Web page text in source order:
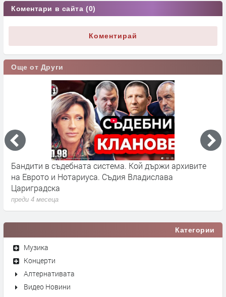
Коментари в сайта (0)
Коментирай
Още от Други
Бандити в съдебната система. Кой държи архивите
на Еврото и Нотариуса. Съдия Владислава
Цариградска
преди 4 месеца
Категории
Музика
Концерти
Алтернативата
Видео Новини